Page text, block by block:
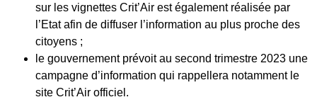
sur les vignettes Crit’Air est également réalisée par
l’Etat afin de diffuser l’information au plus proche des
citoyens ;
le gouvernement prévoit au second trimestre 2023 une
campagne d’information qui rappellera notamment le
site Crit’Air officiel.